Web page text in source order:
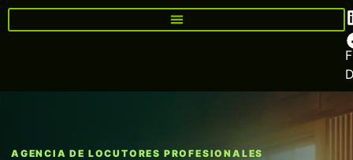
AGENCIA DE LOCUTORES PROFESIONALES